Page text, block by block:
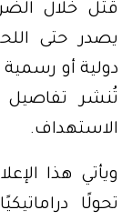
قُتل خلال
يصدر حتى
دولية أو
تُنشر
الاستهداف.
ويأتي هذا
تحولًا